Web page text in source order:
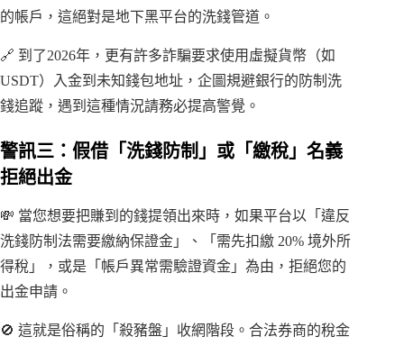
的帳戶，這絕對是地下黑平台的洗錢管道。
🔗 到了2026年，更有許多詐騙要求使用虛擬貨幣（如
USDT）入金到未知錢包地址，企圖規避銀行的防制洗
錢追蹤，遇到這種情況請務必提高警覺。
警訊三：假借「洗錢防制」或「繳稅」名義
拒絕出金
💸 當您想要把賺到的錢提領出來時，如果平台以「違反
洗錢防制法需要繳納保證金」、「需先扣繳 20% 境外所
得稅」，或是「帳戶異常需驗證資金」為由，拒絕您的
出金申請。
🚫 這就是俗稱的「殺豬盤」收網階段。合法券商的稅金